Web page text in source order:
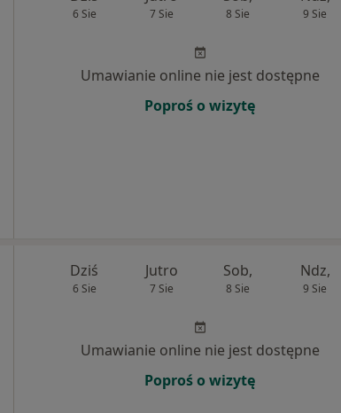
6 Sie 7 Sie 8 Sie 9 Sie
Umawianie online nie jest dostępne
Poproś o wizytę
Dziś
6 Sie
Jutro
7 Sie
Sob,
8 Sie
Ndz,
9 Sie
Umawianie online nie jest dostępne
Poproś o wizytę